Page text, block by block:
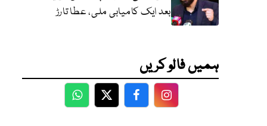
بعد ایک کامیابی ملی، عطا تارڑ
ہمیں فالو کریں
WhatsApp
TwitterFacebookFacebook